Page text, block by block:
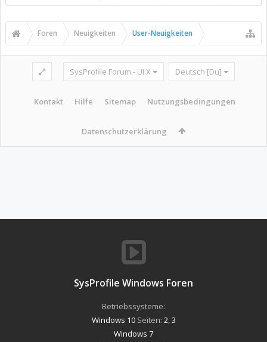
Foren Neuigkeiten User-Neuigkeiten
SysProfile Forum - UI.X Deutsch [Du]
Kontakt Hilfe Sitemap Nutzungsbedingungen
Datenschutzerklärung
SysProfile Windows Foren
Betriebssysteme:
Windows 10Seiten: 2 3
Windows 7